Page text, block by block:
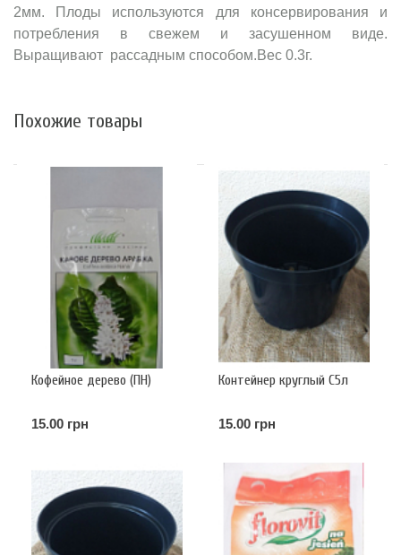
2мм. Плоды используются для консервирования и
потребления в свежем и засушенном виде.
Выращивают рассадным способом.Вес 0.3г.
Похожие товары
Кофейное дерево (ПН)
15.00 грн
Контейнер круглый С5л
15.00 грн